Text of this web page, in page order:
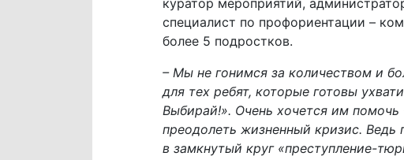
куратор мероприятий,
специалист по профориентации –
более 5 подростков.
– Мы не гонимся за количеством и
для тех ребят, которые готовы
Выбирай!». Очень хочется им
преодолеть жизненный кризис.
в замкнутый круг «преступление-